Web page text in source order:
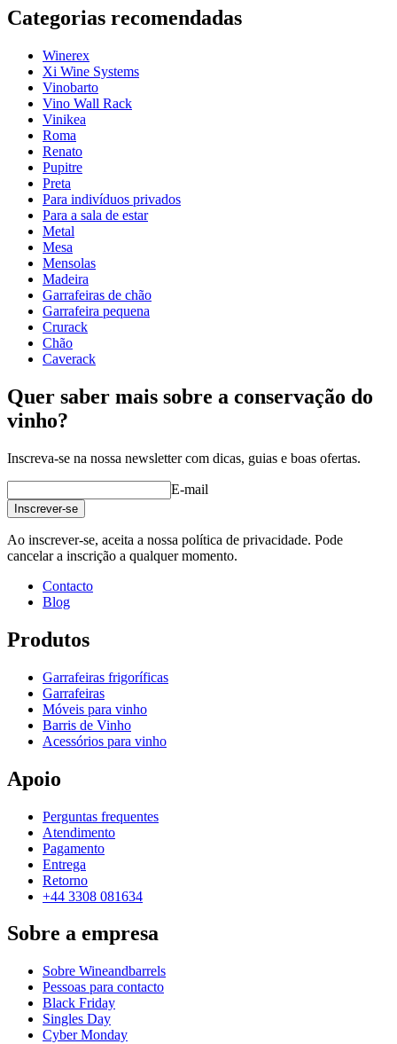
Número do produtoEXZP0005
Geral
entregaMontado
PosicionamentoChão
Modular
acabamento
Dimensões (LxAxP cm)
Altura (cm)9
Largura (cm)63
profundidade (cm)31.5
Peso (kg)
Categorias recomendadas
Winerex
Xi Wine Systems
Vinobarto
Vino Wall Rack
Vinikea
Roma
Renato
Pupitre
Preta
Para indivíduos privados
Para a sala de estar
Metal
Mesa
Mensolas
Madeira
Garrafeiras de chão
Garrafeira pequena
Crurack
Chão
Caverack
Quer saber mais sobre a conservação do
vinho?
Inscreva-se na nossa newsletter com dicas, guias e boas ofertas.
E-mail
Inscrever-se
Ao inscrever-se, aceita a nossa política de privacidade. Pode
cancelar a inscrição a qualquer momento.
Contacto
Blog
Produtos
Garrafeiras frigoríficas
Garrafeiras
Móveis para vinho
Barris de Vinho
Acessórios para vinho
Apoio
Perguntas frequentes
Atendimento
Pagamento
Entrega
Retorno
+44 3308 081634
Sobre a empresa
Sobre Wineandbarrels
Pessoas para contacto
Black Friday
Singles Day
Cyber Monday